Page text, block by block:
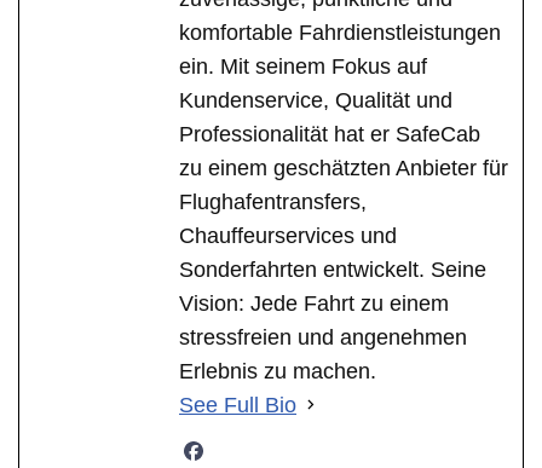
komfortable Fahrdienstleistungen
ein. Mit seinem Fokus auf
Kundenservice, Qualität und
Professionalität hat er SafeCab
zu einem geschätzten Anbieter für
Flughafentransfers,
Chauffeurservices und
Sonderfahrten entwickelt. Seine
Vision: Jede Fahrt zu einem
stressfreien und angenehmen
Erlebnis zu machen.
See Full Bio